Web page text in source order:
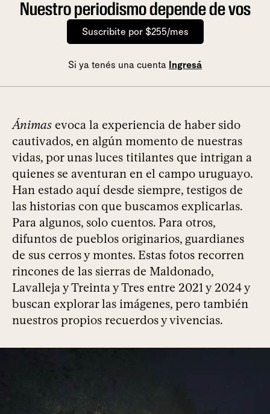
Nuestro periodismo depende de vos
Suscribite por $255/mes
Si ya tenés una cuenta Ingresá
Ánimas evoca la experiencia de haber sido
cautivados, en algún momento de nuestras
vidas, por unas luces titilantes que intrigan a
quienes se aventuran en el campo uruguayo.
Han estado aquí desde siempre, testigos de
las historias con que buscamos explicarlas.
Para algunos, solo cuentos. Para otros,
difuntos de pueblos originarios, guardianes
de sus cerros y montes. Estas fotos recorren
rincones de las sierras de Maldonado,
Lavalleja y Treinta y Tres entre 2021 y 2024 y
buscan explorar las imágenes, pero también
nuestros propios recuerdos y vivencias.